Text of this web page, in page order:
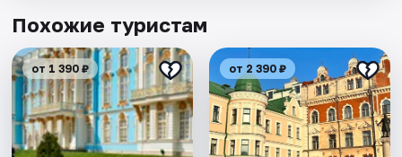
Похожие туристам
от 1 390 ₽ от 2 390 ₽